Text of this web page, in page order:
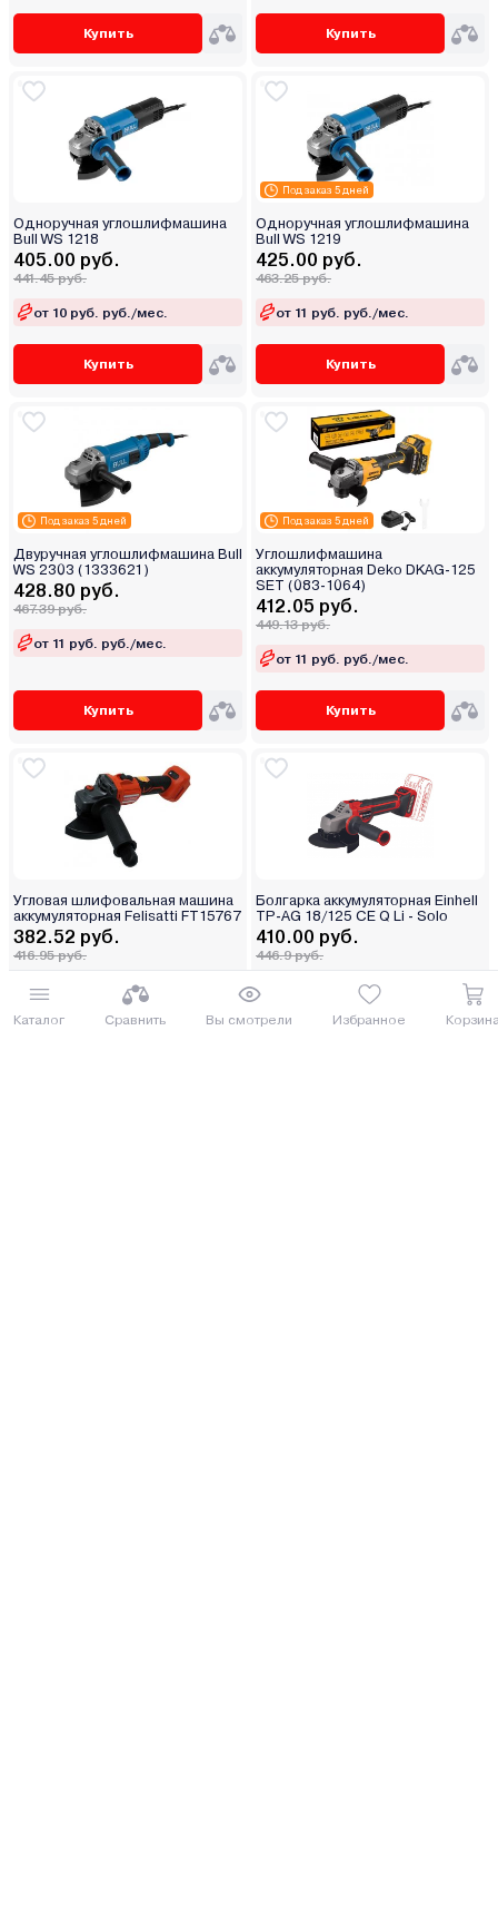
Каталог Сравнить Вы смотрели Избранное
Купить Купить
Одноручная углошлифмашина
Bull WS 1218
405.00 руб.
441.45 руб.
от 10 руб. руб./мес.
Купить
Под заказ 5 дней
Одноручная углошлифмашина
Bull WS 1219
425.00 руб.
463.25 руб.
от 11 руб. руб./мес.
Купить
Под заказ 5 дней
Двуручная углошлифмашина Bull
WS 2303 (1333621)
428.80 руб.
467.39 руб.
от 11 руб. руб./мес.
Купить
Под заказ 5 дней
Углошлифмашина
аккумуляторная Deko DKAG-125
SET (083-1064)
412.05 руб.
449.13 руб.
от 11 руб. руб./мес.
Купить
Угловая шлифовальная машина
аккумуляторная Felisatti FT15767
382.52 руб.
416.95 руб.
от 10 руб. руб./мес.
Болгарка аккумуляторная Einhell
TP-AG 18/125 CE Q Li - Solo
410.00 руб.
446.9 руб.
от 11 руб. руб./мес.